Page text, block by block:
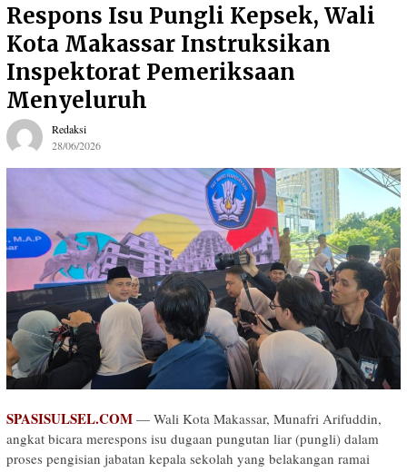
Respons Isu Pungli Kepsek, Wali
Kota Makassar Instruksikan
Inspektorat Pemeriksaan
Menyeluruh
Redaksi
28/06/2026
SPASISULSEL.COM — Wali Kota Makassar, Munafri Arifuddin,
angkat bicara merespons isu dugaan pungutan liar (pungli) dalam
proses pengisian jabatan kepala sekolah yang belakangan ramai